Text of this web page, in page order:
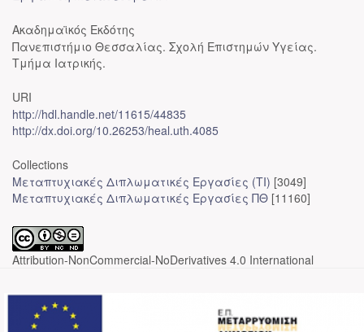
Ακαδημαϊκός Εκδότης
Πανεπιστήμιο Θεσσαλίας. Σχολή Επιστημών Υγείας.
Τμήμα Ιατρικής.
URI
http://hdl.handle.net/11615/44835
http://dx.doi.org/10.26253/heal.uth.4085
Collections
Μεταπτυχιακές Διπλωματικές Εργασίες (ΤΙ) [3049]
Μεταπτυχιακές Διπλωματικές Εργασίες ΠΘ [11160]
Attribution-NonCommercial-NoDerivatives 4.0 International